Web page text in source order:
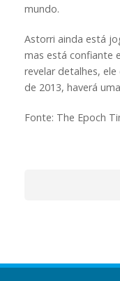
mundo.
Astorri ainda está
mas está confiante
revelar detalhes,
de 2013, haverá
Fonte: The Epoch